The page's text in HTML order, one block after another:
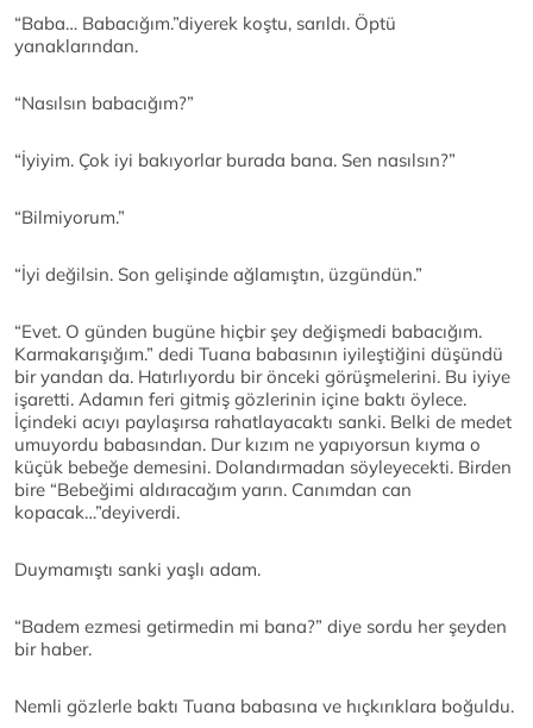
“Baba… Babacığım.”diyerek koştu, sarıldı. Öptü
yanaklarından.
“Nasılsın babacığım?”
“İyiyim. Çok iyi bakıyorlar burada bana. Sen nasılsın?”
“Bilmiyorum.”
“İyi değilsin. Son gelişinde ağlamıştın, üzgündün.”
“Evet. O günden bugüne hiçbir şey değişmedi babacığım.
Karmakarışığım.” dedi Tuana babasının iyileştiğini düşündü
bir yandan da. Hatırlıyordu bir önceki görüşmelerini. Bu iyiye
işaretti. Adamın feri gitmiş gözlerinin içine baktı öylece.
İçindeki acıyı paylaşırsa rahatlayacaktı sanki. Belki de medet
umuyordu babasından. Dur kızım ne yapıyorsun kıyma o
küçük bebeğe demesini. Dolandırmadan söyleyecekti. Birden
bire “Bebeğimi aldıracağım yarın. Canımdan can
kopacak…”deyiverdi.
Duymamıştı sanki yaşlı adam.
“Badem ezmesi getirmedin mi bana?” diye sordu her şeyden
bir haber.
Nemli gözlerle baktı Tuana babasına ve hıçkırıklara boğuldu.